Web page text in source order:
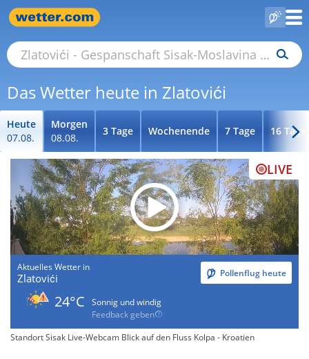
Das Wetter heute in Zlatovići
Heute
07.08.
Morgen
08.08.
3 Tage Wochenende 7 Tage 16 Tage
LIVE
Aktuelles Wetter in
Zlatovići Pollenflug heute
24°C
Sonnig und windig
Feedback geben
Standort Sisak Live-Webcam Blick auf den Fluss Kolpa - Kroatien